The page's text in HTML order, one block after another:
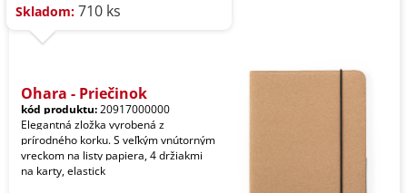
Skladom: 710 ks
Ohara - Priečinok
kód produktu:20917000000
Elegantná zložka vyrobená z
prírodného korku. S veľkým vnútorným
vreckom na listy papiera, 4 držiakmi
na karty, elastick